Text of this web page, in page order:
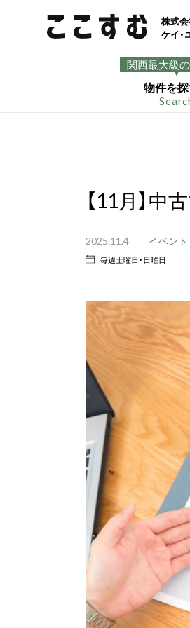
株式
ケイ
関西最大級の
物件を
【11月】中
2025.11.4 イベント
毎週土曜日・日曜日